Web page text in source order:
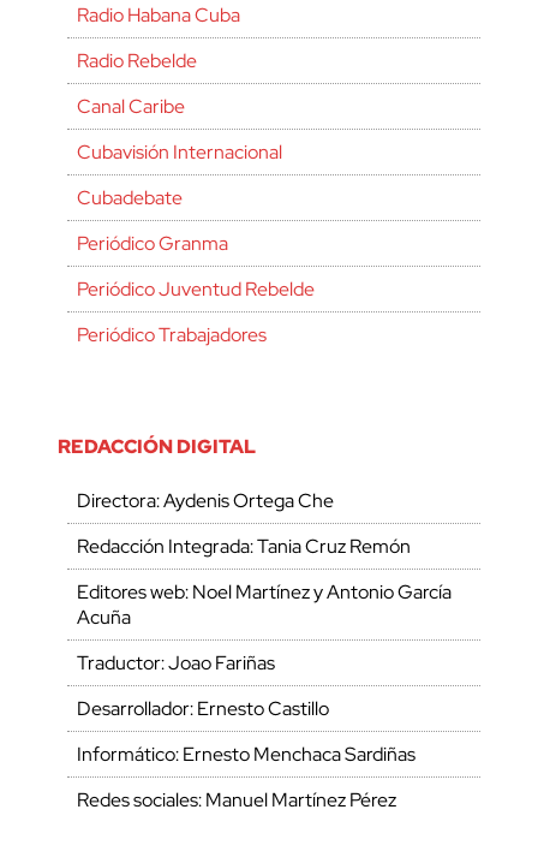
Radio Habana Cuba
Radio Rebelde
Canal Caribe
Cubavisión Internacional
Cubadebate
Periódico Granma
Periódico Juventud Rebelde
Periódico Trabajadores
REDACCIÓN DIGITAL
Directora: Aydenis Ortega Che
Redacción Integrada: Tania Cruz Remón
Editores web: Noel Martínez y Antonio García
Acuña
Traductor: Joao Fariñas
Desarrollador: Ernesto Castillo
Informático: Ernesto Menchaca Sardiñas
Redes sociales: Manuel Martínez Pérez